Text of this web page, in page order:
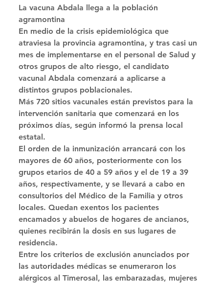
La vacuna Abdala llega a la población
agramontina
En medio de la crisis epidemiológica que
atraviesa la provincia agramontina, y tras casi un
mes de implementarse en el personal de Salud y
otros grupos de alto riesgo, el candidato
vacunal Abdala comenzará a aplicarse a
distintos grupos poblacionales.
Más 720 sitios vacunales están previstos para la
intervención sanitaria que comenzará en los
próximos días, según informó la prensa local
estatal.
El orden de la inmunización arrancará con los
mayores de 60 años, posteriormente con los
grupos etarios de 40 a 59 años y el de 19 a 39
años, respectivamente, y se llevará a cabo en
consultorios del Médico de la Familia y otros
locales. Quedan exentos los pacientes
encamados y abuelos de hogares de ancianos,
quienes recibirán la dosis en sus lugares de
residencia.
Entre los criterios de exclusión anunciados por
las autoridades médicas se enumeraron los
alérgicos al Timerosal, las embarazadas, mujeres